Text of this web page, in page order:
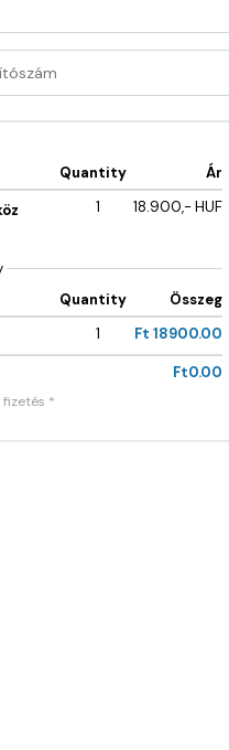
Quantity
Ár
1 18.900,- HUF
Quantity
Összeg
1 Ft 18900.00
Ft0.00
*